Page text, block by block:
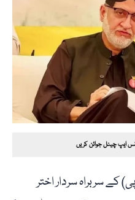
ایپ چینل جوائن کریں
کے سربراہ سردار اختر